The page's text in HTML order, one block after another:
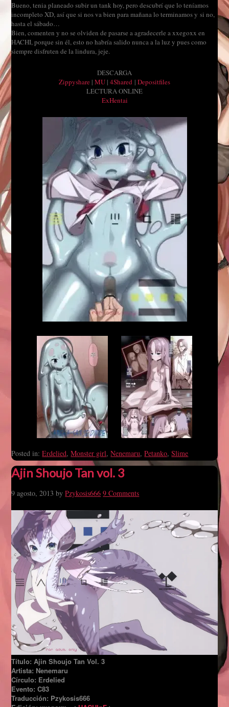
Bueno, tenia planeado subir un tank hoy, pero descubrí que lo teníamos
incompleto XD, así que si nos va bien para mañana lo terminamos y si no,
hasta el sábado…
Bien, comenten y no se olviden de pasarse a agradecerle a xxegoxx en
HACHI, porque sin él, esto no habría salido nunca a la luz y pues como
siempre disfruten de la lindura, jeje.
DESCARGA
Zippyshare | MU | 4Shared | Depositfiles
LECTURA ONLINE
ExHentai
Posted in:Erdelied,Monster girl,Nenemaru,Petanko,Slime
Ajin Shoujo Tan vol. 3
9 agosto, 2013 byPzykosis666 9 Comments
Título: Ajin Shoujo Tan Vol. 3
Artista: Nenemaru
Círculo: Erdelied
Evento: C83
Traducción: Pzykosis666